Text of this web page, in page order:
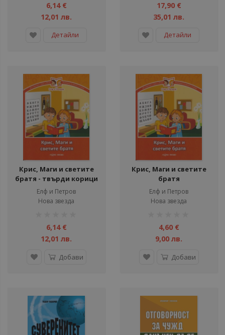
6,14 €
12,01 лв.
Детайли
17,90 €
35,01 лв.
Детайли
Крис, Маги и светите
братя - твърди корици
Елф и Петров
Нова звезда
6,14 €
12,01 лв.
Добави
Крис, Маги и светите
братя
Елф и Петров
Нова звезда
4,60 €
9,00 лв.
Добави